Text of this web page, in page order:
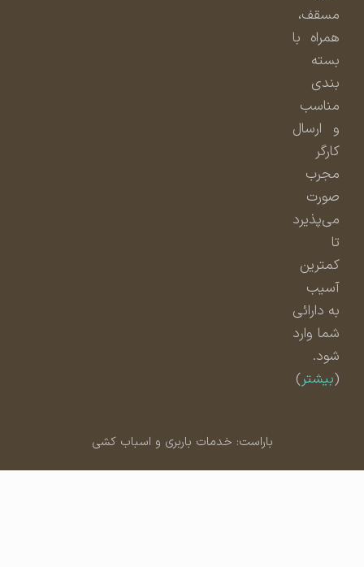
مسقف،
همراه با
بسته
بندی
مناسب
و ارسال
مجرب
صورت
می‌پذیرد
کمترین
آسیب
به دارائی
شما وارد
شود.
بیشتر)
باراست: خدمات باربری و اسباب کشی